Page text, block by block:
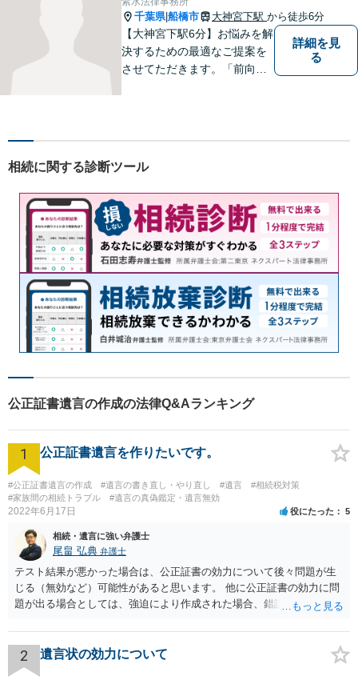
千葉県|船橋市 大神宮下駅 から徒歩6分
【大神宮下駅6分】お悩みを解
決するための最適なご提案を
させてただきます。「前向き
進しております。
詳細を見
る
相続に関する診断ツール
公正証書遺言の作成の法律Q&Aランキング
1 公正証書遺言を作りたいです。
#公正証書遺言の作成 #遺言の書き直し・やり直し #遺言
#相続税対策
#家族間の相続トラブル
#遺言の真偽鑑定・遺言無効
2022年6月17日 役にたった 5
相続・遺言に強い弁護士
尾畠 弘典 弁護士
テスト結果が悪かった場合は、公正証書の効力について後々問題が生
じる（無効など）可能性があると思います。 他に公正証書の効力に問
題が出る場合としては、強迫により作成された場合、錯誤（勘違い）
すが、弁護士に作成を依頼する場合は、１０～数十万円程度になるケ
ースが多いと思います。 報酬体系は、弁護士ごとに異なりますので一
律の基準はありません。
2 遺言状の効力について